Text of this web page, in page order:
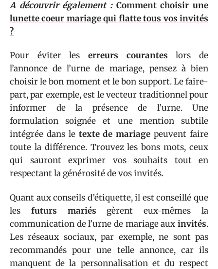
A découvrir également : Comment choisir une
lunette coeur mariage qui flatte tous vos invités
?
Pour éviter les erreurs courantes lors de
l’annonce de l’urne de mariage, pensez à bien
choisir le bon moment et le bon support. Le faire-
part, par exemple, est le vecteur traditionnel pour
informer de la présence de l’urne. Une
formulation soignée et une mention subtile
intégrée dans le texte de mariage peuvent faire
toute la différence. Trouvez les bons mots, ceux
qui sauront exprimer vos souhaits tout en
respectant la générosité de vos invités.
Quant aux conseils d’étiquette, il est conseillé que
les futurs mariés gèrent eux-mêmes la
communication de l’urne de mariage aux invités.
Les réseaux sociaux, par exemple, ne sont pas
recommandés pour une telle annonce, car ils
manquent de la personnalisation et du respect